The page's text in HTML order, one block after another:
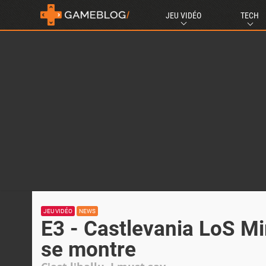
JEU VIDÉO TECH
JEU VIDÉO NEWS
E3 - Castlevania LoS
se montre